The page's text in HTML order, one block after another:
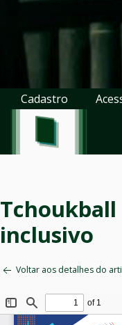
Cadastro
inclusivo
Voltar aos detalhes do